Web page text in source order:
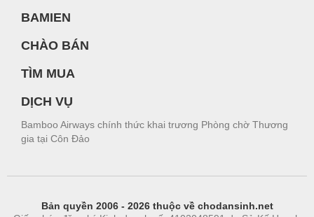
BAMIEN
CHÀO BÁN
TÌM MUA
DỊCH VỤ
Bamboo Airways chính thức khai trương Phòng chờ Thương
gia tại Côn Đảo
Bản quyền 2006 - 2026 thuộc về chodansinh.net